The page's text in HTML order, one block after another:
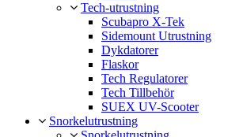
Tech-utrustning
Scubapro X-Tek
Sidemount Utrustning
Dykdatorer
Flaskor
Tech Regulatorer
Tech Tillbehör
SUEX UV-Scooter
Snorkelutrustning